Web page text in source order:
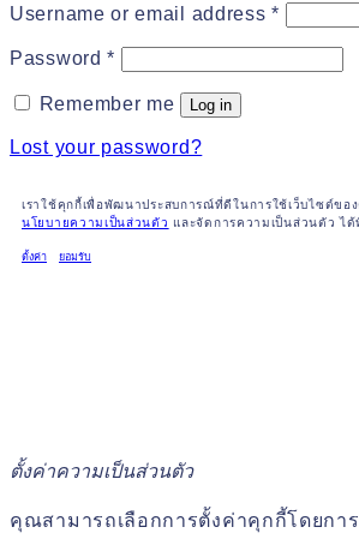
Username or email address*Required
Password*
Remember me Log in
Lost your password?
เราใช้คุกกี้เพื่อพัฒนาประสบการณ์ที่ดีในการใช้เว็บไซต์ขอ
นโยบายความเป็นส่วนตัว และจัดการความเป็นส่วนตัว ไ
ตั้งค่า ยอมรับ
ตั้งค่าความเป็นส่วนตัว
คุณสามารถเลือกการตั้งค่าคุกกี้โดยกา